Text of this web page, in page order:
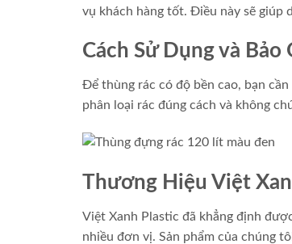
vụ khách hàng tốt. Điều này sẽ giúp
Cách Sử Dụng và
Để thùng rác có độ bền cao, bạn
phân loại rác đúng cách và không
Thương Hiệu Việt
Việt Xanh Plastic đã khẳng định
nhiều đơn vị. Sản phẩm của chúng